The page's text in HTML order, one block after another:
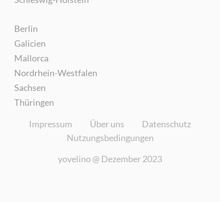
Berlin
Galicien
Mallorca
Nordrhein-Westfalen
Sachsen
Thüringen
Impressum Über uns
Datenschutz
Nutzungsbedingungen
yovelino @ Dezember 2023